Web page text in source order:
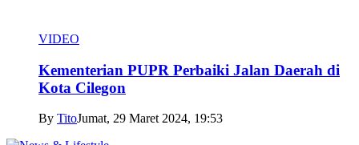
VIDEO
Kementerian PUPR Perbaiki Jalan Daerah di
Kota Cilegon
By TitoJumat, 29 Maret 2024, 19:53